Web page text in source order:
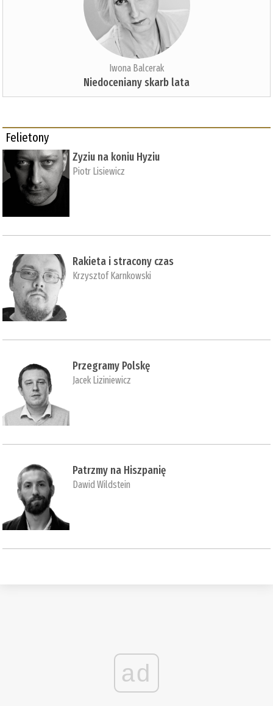
Iwona Balcerak
Niedoceniany skarb lata
Felietony
Zyziu na koniu Hyziu
Piotr Lisiewicz
Rakieta i stracony czas
Krzysztof Karnkowski
Przegramy Polskę
Jacek Liziniewicz
Patrzmy na Hiszpanię
Dawid Wildstein
ad